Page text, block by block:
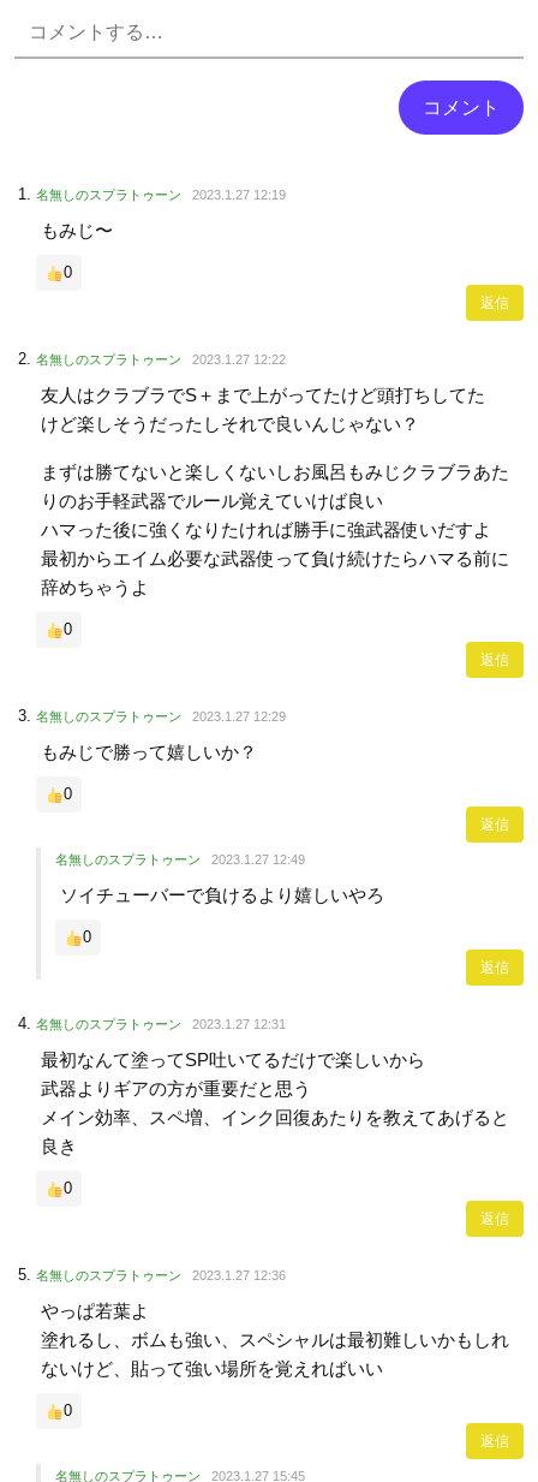
名無しのスプラトゥーン 2023.1.27 12:19
もみじ〜
0
返信
名無しのスプラトゥーン 2023.1.27 12:22
友人はクラブラでS＋まで上がってたけど頭打ちしてた
けど楽しそうだったしそれで良いんじゃない？
まずは勝てないと楽しくないしお風呂もみじクラブラあた
りのお手軽武器でルール覚えていけば良い
ハマった後に強くなりたければ勝手に強武器使いだすよ
最初からエイム必要な武器使って負け続けたらハマる前に
辞めちゃうよ
0
返信
名無しのスプラトゥーン 2023.1.27 12:29
もみじで勝って嬉しいか？
0
返信
名無しのスプラトゥーン 2023.1.27 12:49
ソイチューバーで負けるより嬉しいやろ
0
返信
名無しのスプラトゥーン 2023.1.27 12:31
最初なんて塗ってSP吐いてるだけで楽しいから
武器よりギアの方が重要だと思う
メイン効率、スペ増、インク回復あたりを教えてあげると
良き
0
返信
名無しのスプラトゥーン 2023.1.27 12:36
やっぱ若葉よ
塗れるし、ボムも強い、スペシャルは最初難しいかもしれ
ないけど、貼って強い場所を覚えればいい
0
返信
名無しのスプラトゥーン 2023.1.27 15:45